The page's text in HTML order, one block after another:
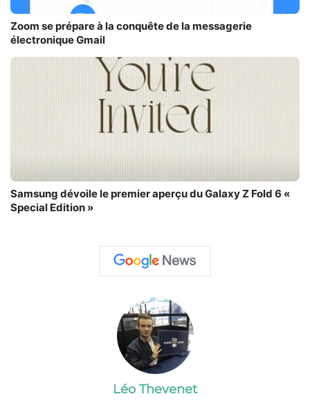
Zoom se prépare à la conquête de la messagerie
électronique Gmail
Samsung dévoile le premier aperçu du Galaxy Z Fold 6 «
Special Edition »
Léo Thevenet